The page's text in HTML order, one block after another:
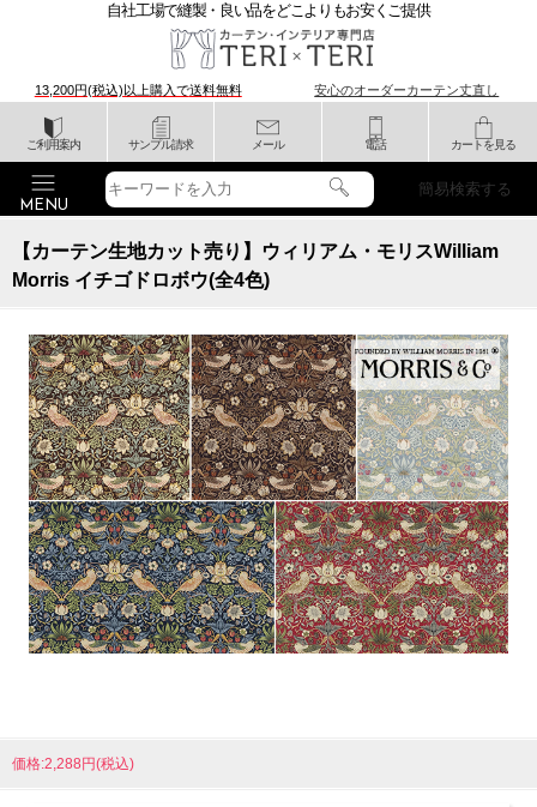
ご利用案内 サンプル請求 メール 電話 カートを見る
自社工場で縫製・良い品をどこよりもお安くご提供
13,200円(税込)以上購入で送料無料 安心のオーダーカーテン丈直し
簡易検索する
【カーテン生地カット売り】ウィリアム・モリスWilliam
Morris イチゴドロボウ(全4色)
価格:2,288円(税込)